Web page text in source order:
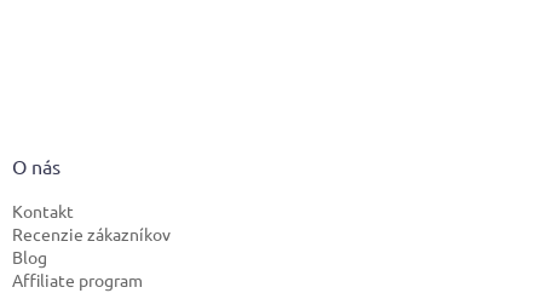
O nás
Kontakt
Recenzie zákazníkov
Blog
Affiliate program